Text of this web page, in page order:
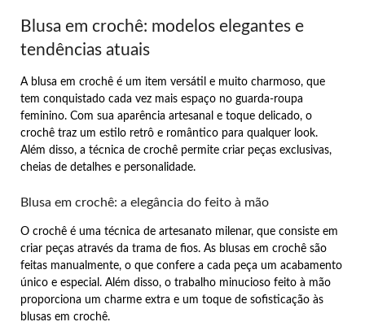
Blusa em crochê: modelos elegantes e
tendências atuais
A blusa em crochê é um item versátil e muito charmoso, que
tem conquistado cada vez mais espaço no guarda-roupa
feminino. Com sua aparência artesanal e toque delicado, o
crochê traz um estilo retrô e romântico para qualquer look.
Além disso, a técnica de crochê permite criar peças exclusivas,
cheias de detalhes e personalidade.
Blusa em crochê: a elegância do feito à mão
O crochê é uma técnica de artesanato milenar, que consiste em
criar peças através da trama de fios. As blusas em crochê são
feitas manualmente, o que confere a cada peça um acabamento
único e especial. Além disso, o trabalho minucioso feito à mão
proporciona um charme extra e um toque de sofisticação às
blusas em crochê.